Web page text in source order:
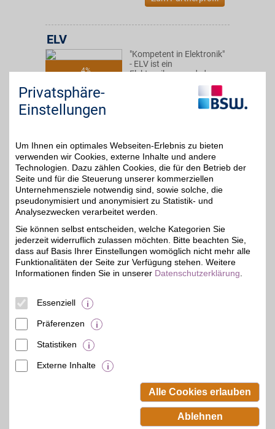
4%
ELV
"Kompetent in Elektronik"
- ELV ist ein
Elektronikversand, der
speziell in den Bereichen
Sicherheitstechnik,
Produkte bietet.
Zum Partnerprofil
voelkner
Voelkner - "direkt
günstiger": Das
Versandhaus für Technik,
Elektronik, Werkzeug und
mehr bietet günstige
Preise mit zusätzlichem
Beamten-Selbsthilfewerk GmbH.
Privatsphäre-
Einstellungen
Um Ihnen ein optimales Webseiten-Erlebnis zu bieten
verwenden wir Cookies, externe Inhalte und andere
Technologien. Dazu zählen Cookies, die für den Betrieb der
Seite und für die Steuerung unserer kommerziellen
Unternehmensziele notwendig sind, sowie solche, die
pseudonymisiert und anonymisiert zu Statistik- und
Analysezwecken verarbeitet werden.
Sie können selbst entscheiden, welche Kategorien Sie
jederzeit widerruflich zulassen möchten. Bitte beachten Sie,
dass auf Basis Ihrer Einstellungen womöglich nicht mehr alle
Funktionalitäten der Seite zur Verfügung stehen. Weitere
Informationen finden Sie in unserer Datenschutzerklärung
Essenziell
Präferenzen
Statistiken
Externe Inhalte
Alle Cookies erlauben
Ablehnen